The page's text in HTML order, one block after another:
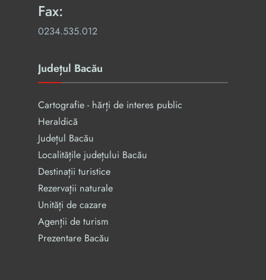
Fax:
0234.535.012
Județul Bacău
Cartografie - hărți de interes public
Heraldică
Județul Bacău
Localitățile județului Bacău
Destinații turistice
Rezervaţii naturale
Unități de cazare
Agenții de turism
Prezentare Bacău